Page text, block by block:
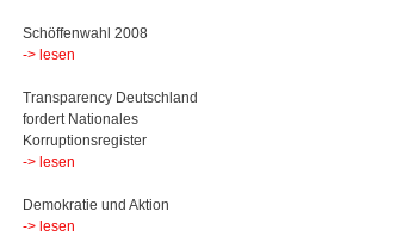
Schöffenwahl 2008
-> lesen
Transparency Deutschland
fordert Nationales
Korruptionsregister
-> lesen
Demokratie und Aktion
-> lesen